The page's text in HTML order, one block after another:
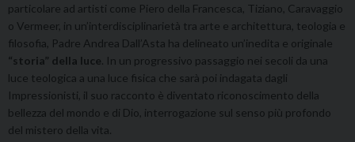
particolare ad artisti come Piero della Francesca, Tiziano, Caravaggio
o Vermeer, in un’interdisciplinarietà tra arte e architettura, teologia e
filosofia, Padre Andrea Dall’Asta ha delineato un’inedita e originale
“storia” della luce . In un progressivo passaggio nei secoli da una
luce teologica a una luce fisica che sarà poi indagata dagli
Impressionisti, il suo racconto è diventato riconoscimento della
bellezza del mondo e di Dio, interrogazione sul senso più profondo
del mistero della vita.